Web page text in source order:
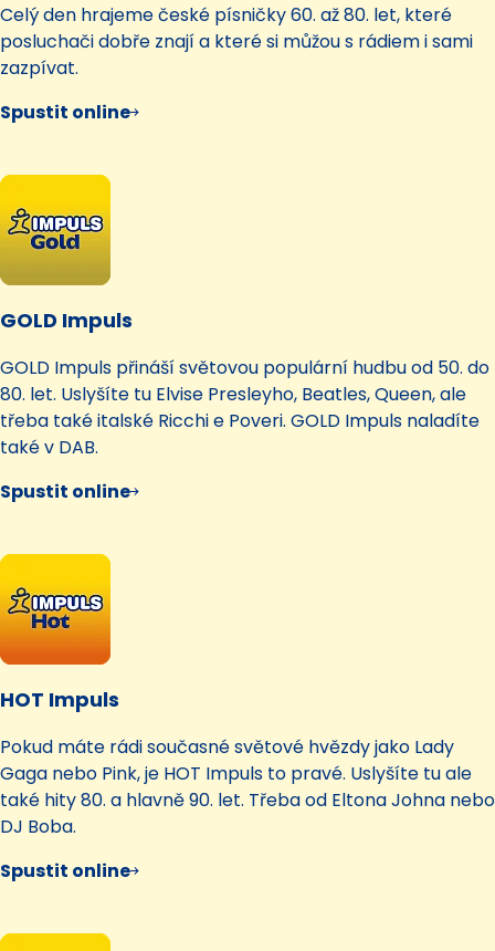
Celý den hrajeme české písničky 60. až 80. let, které
posluchači dobře znají a které si můžou s rádiem i sami
zazpívat.
Spustit online
GOLD Impuls
GOLD Impuls přináší světovou populární hudbu od 50. do
80. let. Uslyšíte tu Elvise Presleyho, Beatles, Queen, ale
třeba také italské Ricchi e Poveri. GOLD Impuls naladíte
také v DAB.
Spustit online
HOT Impuls
Pokud máte rádi současné světové hvězdy jako Lady
Gaga nebo Pink, je HOT Impuls to pravé. Uslyšíte tu ale
také hity 80. a hlavně 90. let. Třeba od Eltona Johna nebo
DJ Boba.
Spustit online